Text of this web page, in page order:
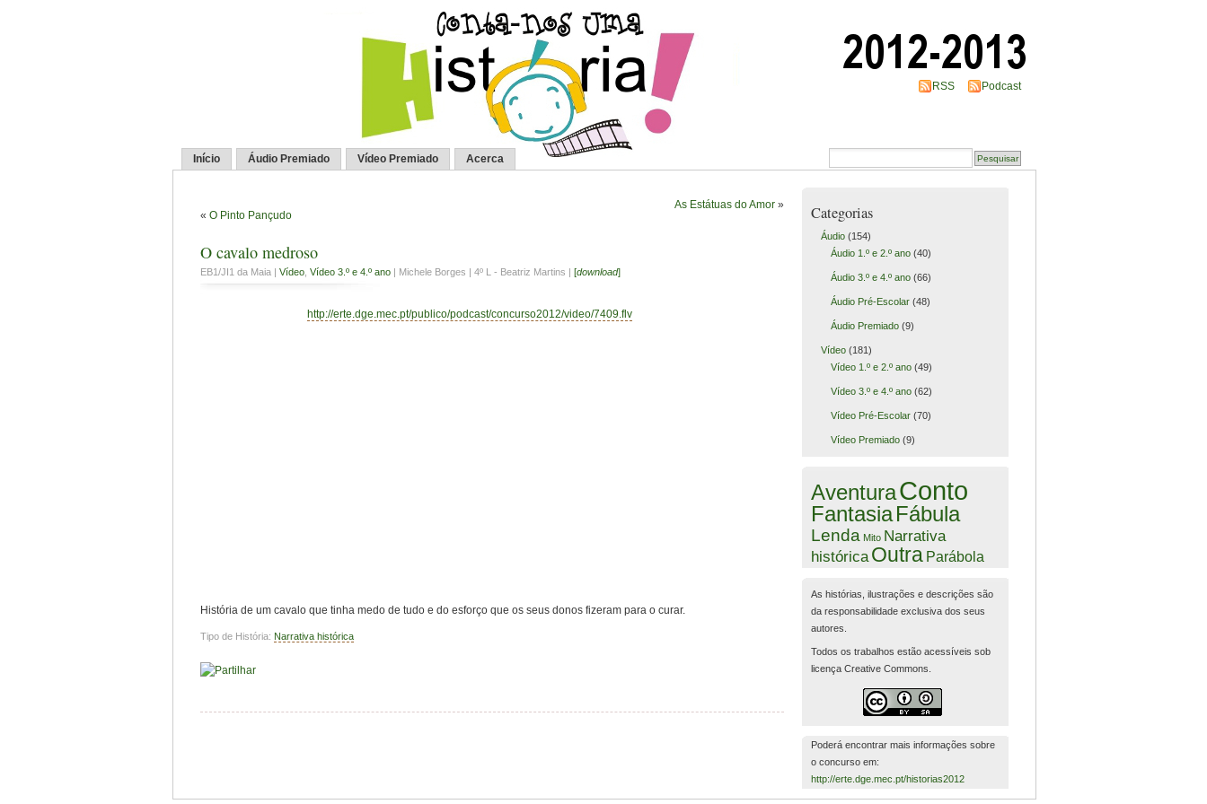
RSS Podcast
Início Áudio Premiado Vídeo Premiado Acerca
« O Pinto Pançudo
As Estátuas do Amor »
O cavalo medroso
EB1/JI1 da Maia | Vídeo Vídeo 3.º e 4.º ano | Michele Borges | 4º L - Beatriz Martins | [download]
http://erte.dge.mec.pt/publico/podcast/concurso2012/video/7409.flv
História de um cavalo que tinha medo de tudo e do esforço que os seus donos fizeram para o curar.
Tipo de História: Narrativa histórica
Categorias
Áudio(154)
Áudio 1.º e 2.º ano(40)
Áudio 3.º e 4.º ano(66)
Áudio Pré-Escolar(48)
Áudio Premiado(9)
Vídeo(181)
Vídeo 1.º e 2.º ano(49)
Vídeo 3.º e 4.º ano(62)
Vídeo Pré-Escolar(70)
Vídeo Premiado(9)
AventuraConto
FantasiaFábula
Lenda Mito Narrativa
histórica Outra Parábola
As histórias, ilustrações e descrições são
da responsabilidade exclusiva dos seus
autores.
Todos os trabalhos estão acessíveis sob
licença Creative Commons.
Poderá encontrar mais informações sobre
o concurso em:
http://erte.dge.mec.pt/historias2012